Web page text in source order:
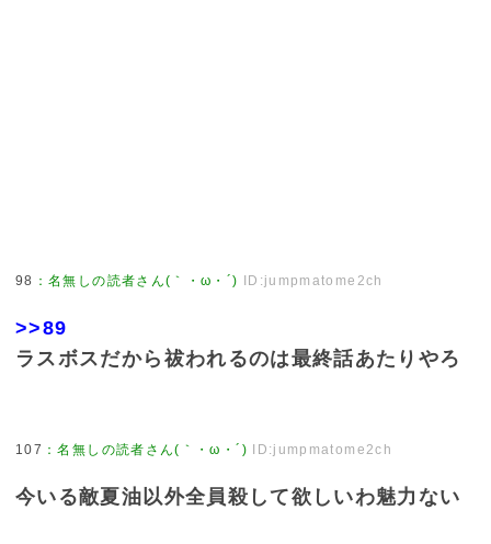
98 ：名無しの読者さん(｀・ω・´) ID:jumpmatome2ch
>>89
ラスボスだから祓われるのは最終話あたりやろ
107 ：名無しの読者さん(｀・ω・´) ID:jumpmatome2ch
今いる敵夏油以外全員殺して欲しいわ魅力ない